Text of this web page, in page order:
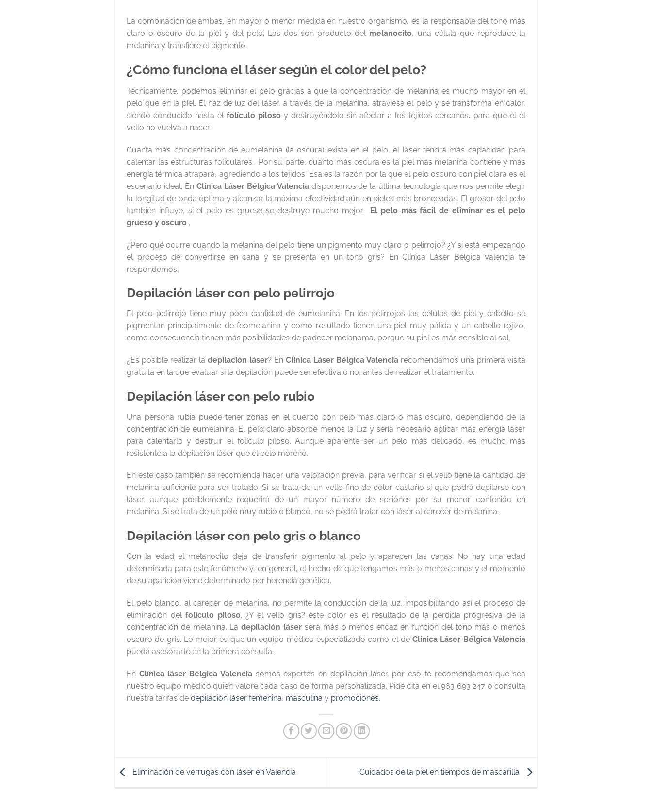
La combinación de ambas, en mayor o menor medida en nuestro organismo, es la responsable del tono más
claro o oscuro de la piel y del pelo. Las dos son producto del melanocito, una célula que reproduce la
melanina y transfiere el pigmento.
¿Cómo funciona ellásersegún el color del pelo?
Técnicamente, podemos eliminar el pelo gracias a que la concentración de melanina es mucho mayor en el
pelo que en la piel. El haz de luz del láser, a través de la melanina, atraviesa el pelo y se transforma en calor,
siendo conducido hasta el folículo piloso y destruyéndolo sin afectar a los tejidos cercanos, para que el el
vello no vuelva a nacer.
Cuanta más concentración de eumelanina (la oscura) exista en el pelo, el láser tendrá más capacidad para
calentar las estructuras foliculares. Por su parte, cuanto más oscura es la piel más melanina contiene y más
energía térmica atrapará, agrediendo a los tejidos. Esa es la razón por la que el pelo oscuro con piel clara es el
escenario ideal. En Clínica Láser Bélgica Valenciadisponemos de la última tecnología que nos permite elegir
la longitud de onda óptima y alcanzar la máxima efectividad aún en pieles más bronceadas. El grosor del pelo
también influye, si el pelo es grueso se destruye mucho mejor.
El pelo más fácil de eliminar es el pelo
grueso y oscuro .
¿Pero qué ocurre cuando la melanina del pelo tiene un pigmento muy claro o pelirrojo? ¿Y si está empezando
el proceso de convertirse en cana y se presenta en un tono gris? En Clínica Láser Bélgica Valencia te
respondemos.
Depilación láser con pelo pelirrojo
El pelo pelirrojo tiene muy poca cantidad de eumelanina. En los pelirrojos las células de piel y cabello se
pigmentan principalmente de feomelanina y como resultado tienen una piel muy pálida y un cabello rojizo,
como consecuencia tienen más posibilidades de padecer melanoma, porque su piel es más sensible al sol.
¿Es posible realizar la depilación láser? En Clínica Láser Bélgica Valencia recomendamos una primera visita
gratuita en la que evaluar si la depilación puede ser efectiva o no, antes de realizar el tratamiento.
Depilación láser con pelo rubio
Una persona rubia puede tener zonas en el cuerpo con pelo más claro o más oscuro, dependiendo de la
concentración de eumelanina. El pelo claro absorbe menos la luz y sería necesario aplicar más energía láser
para calentarlo y destruir el folículo piloso. Aunque aparente ser un pelo más delicado, es mucho más
resistente a la depilación láser que el pelo moreno.
En este caso también se recomienda hacer una valoración previa, para verificar si el vello tiene la cantidad de
melanina suficiente para ser tratado. Si se trata de un vello fino de color castaño sí que podrá depilarse con
láser, aunque posiblemente requerirá de un mayor número de sesiones por su menor contenido en
melanina. Si se trata de un pelo muy rubio o blanco, no se podrá tratar con láser al carecer de melanina.
Depilación láser con pelo gris o blanco
Con la edad el melanocito deja de transferir pigmento al pelo y aparecen las canas. No hay una edad
determinada para este fenómeno y, en general, el hecho de que tengamos más o menos canas y el momento
de su aparición viene determinado por herencia genética.
El pelo blanco, al carecer de melanina, no permite la conducción de la luz, imposibilitando así el proceso de
eliminación del folículo piloso. ¿Y el vello gris? este color es el resultado de la pérdida progresiva de la
concentración de melanina. Ladepilación láser será más o menos eficaz en función del tono más o menos
oscuro de gris. Lo mejor es que un equipo médico especializado como el deClínica Láser Bélgica Valencia
pueda asesorarte en la primera consulta.
En Clínica láser Bélgica Valenciasomos expertos en depilación láser, por eso te recomendamos que sea
nuestro equipo médico quien valore cada caso de forma personalizada. Pide cita en el 963 693 247 o consulta
nuestra tarifas de depilación láser femenina, masculina y promociones.
Eliminación de verrugas con láser en Valencia Cuidados de la piel en tiempos de mascarilla